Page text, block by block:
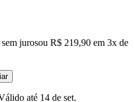
jurosou R$ 219,90 em 3x de
até 14 de set.